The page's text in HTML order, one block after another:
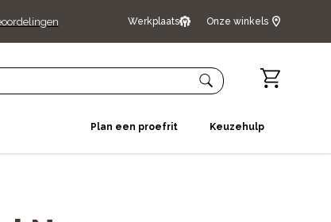
Werkplaats Onze winkels
Plan een proefrit Keuzehulp